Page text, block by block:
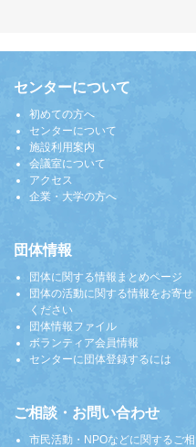
センターについて
初めての方へ
センターについて
施設利用案内
会議室について
アクセス
企業・大学の方へ
団体情報
団体に関する情報まとめページ
団体の活動に関する情報をお寄せ
ください
団体情報ファイル
ボランティア会員情報
センターに団体登録するには
ご相談・お問い合わせ
市民活動・NPOなどに関するご相